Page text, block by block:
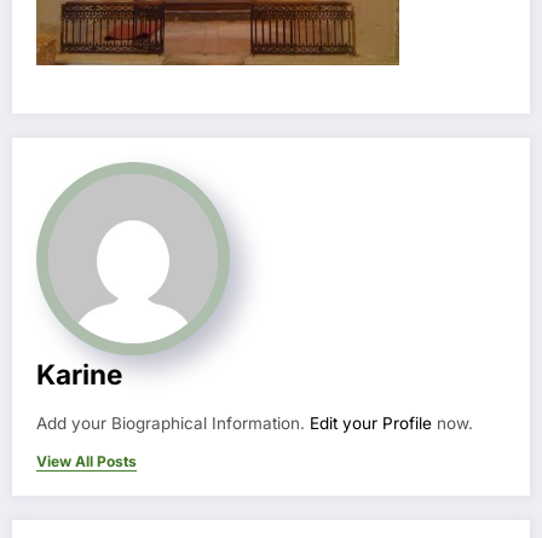
Karine
Add your Biographical Information. Edit your Profile now.
View All Posts